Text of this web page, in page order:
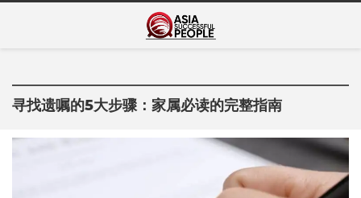
Asia Successful
People
寻找遗嘱的5大步骤：家属必读的完整指南